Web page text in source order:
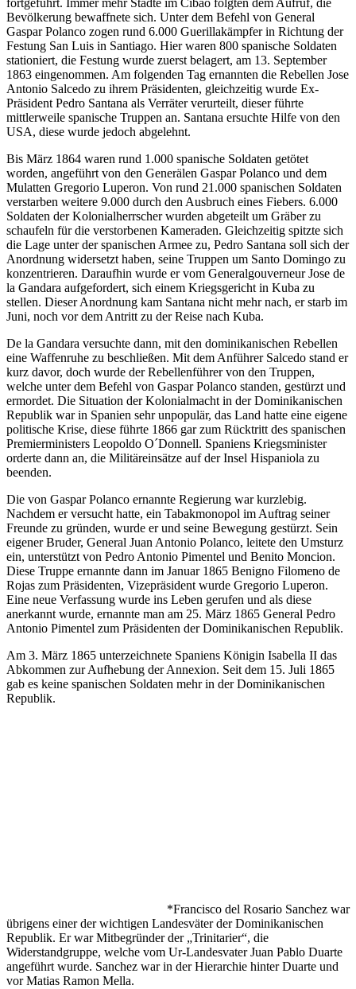
fortgeführt. Immer mehr Städte im Cibao folgten dem Aufruf, die
Bevölkerung bewaffnete sich. Unter dem Befehl von General
Gaspar Polanco zogen rund 6.000 Guerillakämpfer in Richtung der
Festung San Luis in Santiago. Hier waren 800 spanische Soldaten
stationiert, die Festung wurde zuerst belagert, am 13. September
1863 eingenommen. Am folgenden Tag ernannten die Rebellen Jose
Antonio Salcedo zu ihrem Präsidenten, gleichzeitig wurde Ex-
Präsident Pedro Santana als Verräter verurteilt, dieser führte
mittlerweile spanische Truppen an. Santana ersuchte Hilfe von den
USA, diese wurde jedoch abgelehnt.
Bis März 1864 waren rund 1.000 spanische Soldaten getötet
worden, angeführt von den Generälen Gaspar Polanco und dem
Mulatten Gregorio Luperon. Von rund 21.000 spanischen Soldaten
verstarben weitere 9.000 durch den Ausbruch eines Fiebers. 6.000
Soldaten der Kolonialherrscher wurden abgeteilt um Gräber zu
schaufeln für die verstorbenen Kameraden. Gleichzeitig spitzte sich
die Lage unter der spanischen Armee zu, Pedro Santana soll sich der
Anordnung widersetzt haben, seine Truppen um Santo Domingo zu
konzentrieren. Daraufhin wurde er vom Generalgouverneur Jose de
la Gandara aufgefordert, sich einem Kriegsgericht in Kuba zu
stellen. Dieser Anordnung kam Santana nicht mehr nach, er starb im
Juni, noch vor dem Antritt zu der Reise nach Kuba.
De la Gandara versuchte dann, mit den dominikanischen Rebellen
eine Waffenruhe zu beschließen. Mit dem Anführer Salcedo stand er
kurz davor, doch wurde der Rebellenführer von den Truppen,
welche unter dem Befehl von Gaspar Polanco standen, gestürzt und
ermordet. Die Situation der Kolonialmacht in der Dominikanischen
Republik war in Spanien sehr unpopulär, das Land hatte eine eigene
politische Krise, diese führte 1866 gar zum Rücktritt des spanischen
Premierministers Leopoldo O´Donnell. Spaniens Kriegsminister
orderte dann an, die Militäreinsätze auf der Insel Hispaniola zu
beenden.
Die von Gaspar Polanco ernannte Regierung war kurzlebig.
Nachdem er versucht hatte, ein Tabakmonopol im Auftrag seiner
Freunde zu gründen, wurde er und seine Bewegung gestürzt. Sein
eigener Bruder, General Juan Antonio Polanco, leitete den Umsturz
ein, unterstützt von Pedro Antonio Pimentel und Benito Moncion.
Diese Truppe ernannte dann im Januar 1865 Benigno Filomeno de
Rojas zum Präsidenten, Vizepräsident wurde Gregorio Luperon.
Eine neue Verfassung wurde ins Leben gerufen und als diese
anerkannt wurde, ernannte man am 25. März 1865 General Pedro
Antonio Pimentel zum Präsidenten der Dominikanischen Republik.
Am 3. März 1865 unterzeichnete Spaniens Königin Isabella II das
Abkommen zur Aufhebung der Annexion. Seit dem 15. Juli 1865
gab es keine spanischen Soldaten mehr in der Dominikanischen
Republik.
*Francisco del Rosario Sanchez war
übrigens einer der wichtigen Landesväter der Dominikanischen
Republik. Er war Mitbegründer der „Trinitarier“, die
Widerstandgruppe, welche vom Ur-Landesvater Juan Pablo Duarte
angeführt wurde. Sanchez war in der Hierarchie hinter Duarte und
vor Matias Ramon Mella.